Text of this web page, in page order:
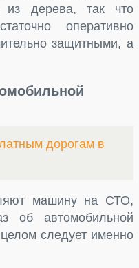
из дерева, так что
оперативно
защитными, а
дорогам в
машину на СТО,
об автомобильной
следует именно